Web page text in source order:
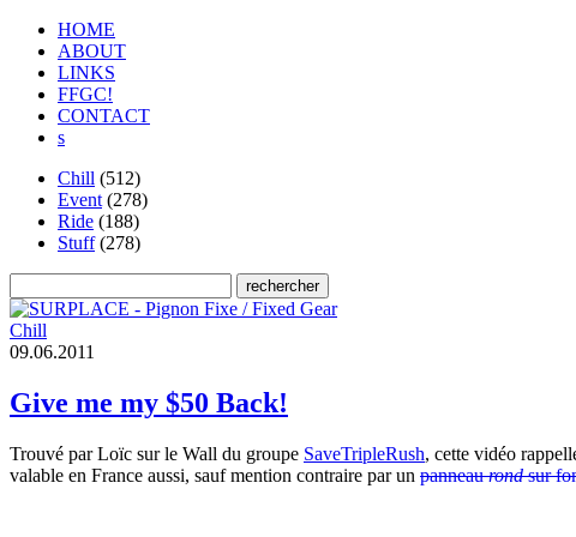
HOME
ABOUT
LINKS
FFGC!
CONTACT
s
Chill (512)
Event (278)
Ride (188)
Stuff(278)
Chill
09.06.2011
Give me my $50 Back!
Trouvé par Loïc sur le Wall du groupe SaveTripleRush, cette vidéo
valable en France aussi, sauf mention contraire par un panneaurondsur